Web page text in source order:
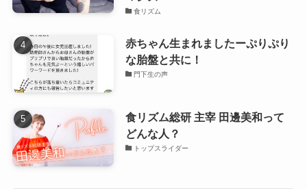
食リズム
赤ちゃん生まれましたーぷりぷり
な胎盤と共に！
門下生の声
食リズム総研 主宰 田邊美和って
どんな人？
トップスライダー